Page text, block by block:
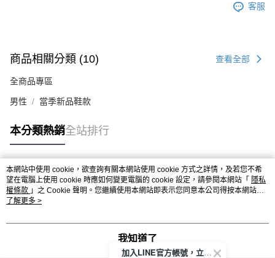
客服
商品相關分類 (10) 查看全部
全商品專區
男性 當季新品鞋款
本分類熱銷全站排行
熱門標籤
本網站中使用 cookie，欲查詢有關本網站使用 cookie 方式之詳情，及若您不希
望在電腦上使用 cookie 時應如何變更電腦的 cookie 設定，請參閱本網站「 隱私
權條款 」之 Cookie 聲明。您繼續使用本網站即表示您同意本公司得按本網站使
用條款之 Cookie 聲明使用 cookie。
了解更多 >
我知道了
加入LINE官方帳號，立即獲得$100購物金!